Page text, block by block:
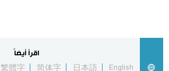
تجارب وآراء
موسوعة اليابان
اقرأ أيضاً
English
日本語
简体字
繁體字